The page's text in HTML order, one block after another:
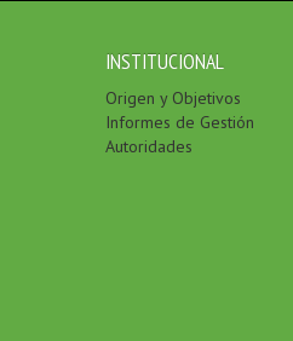
INSTITUCIONAL
Origen y Objetivos
Informes de Gestión
Autoridades